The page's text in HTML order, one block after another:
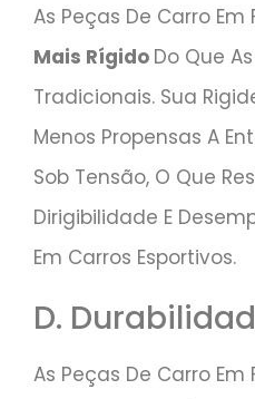
As Peças De Carro
Mais Rígido Do Que
Tradicionais. Sua
Menos Propensas A
Sob Tensão, O Que
Dirigibilidade E
Em Carros Esportivos.
D.
As Peças De Carro